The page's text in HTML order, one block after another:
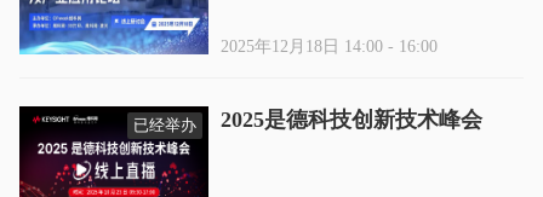
2025年12月18日 14:00 - 16:00
已经举办 2025是德科技创新技术峰会